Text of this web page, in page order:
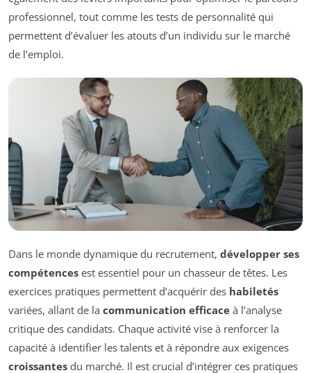
professionnel, tout comme les tests de personnalité qui
permettent d’évaluer les atouts d’un individu sur le marché
de l’emploi.
Dans le monde dynamique du recrutement, développer ses
compétences est essentiel pour un chasseur de têtes. Les
exercices pratiques permettent d’acquérir des habiletés
variées, allant de la communication efficace à l’analyse
critique des candidats. Chaque activité vise à renforcer la
capacité à identifier les talents et à répondre aux exigences
croissantes du marché. Il est crucial d’intégrer ces pratiques